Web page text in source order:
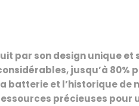
par son design unique
jusqu’à 80%
batterie et l’historique de
précieuses pour